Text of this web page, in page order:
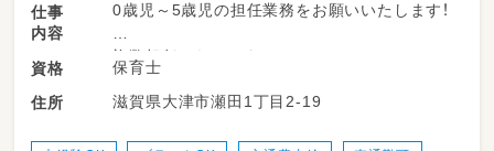
仕事
内容
0歳児～5歳児の担任業務をお願いいたします！
複数担任からのスタートで、
職員が丁寧に指導いたします♪
資格
保育士
住所
滋賀県大津市瀬田1丁目2-19